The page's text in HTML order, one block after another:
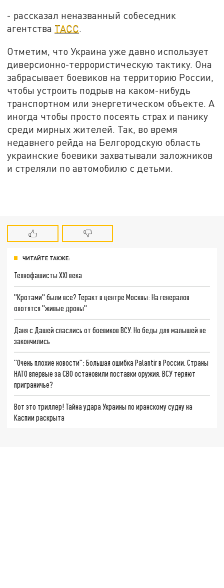
- рассказал неназванный собеседник
агентства ТАСС.
Отметим, что Украина уже давно использует
диверсионно-террористическую тактику. Она
забрасывает боевиков на территорию России,
чтобы устроить подрыв на каком-нибудь
транспортном или энергетическом объекте. А
иногда чтобы просто посеять страх и панику
среди мирных жителей. Так, во время
недавнего рейда на Белгородскую область
украинские боевики захватывали заложников
и стреляли по автомобилю с детьми.
ЧИТАЙТЕ ТАКЖЕ:
Технофашисты XXI века
"Кротами" были все? Теракт в центре Москвы: На генералов
охотятся "живые дроны"
Даня с Дашей спаслись от боевиков ВСУ. Но беды для малышей не
закончились
"Очень плохие новости": Большая ошибка Palantir в России. Страны
НАТО впервые за СВО остановили поставки оружия. ВСУ теряют
приграничье?
Вот это триллер! Тайна удара Украины по иранскому судну на
Каспии раскрыта